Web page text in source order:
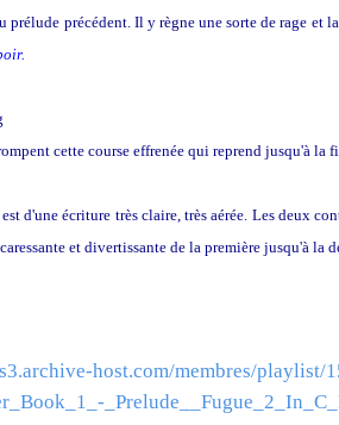
prélude précédent. Il y règne une sorte de rage et la
cette course effrenée qui reprend jusqu'à la
est d'une écriture très claire, très aérée. Les deux
et divertissante de la première jusqu'à la
host.com/membres/playlist/